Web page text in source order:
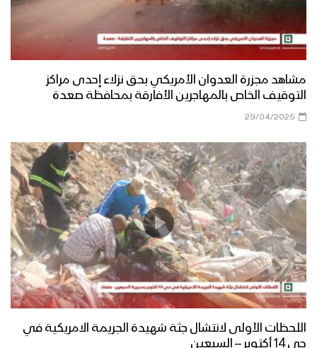
مشاهد مجزرة العدوان الأمريكي بحق نزلاء إحدى مراكز
التوقيف الخاص بالمهاجرين الأفارقة بمحافظة صعدة
29/04/2025
اللحظات الأولى لانتشال جثة شهيدة الجريمة الامريكية في
حي 14 أكتوبر – السبعين